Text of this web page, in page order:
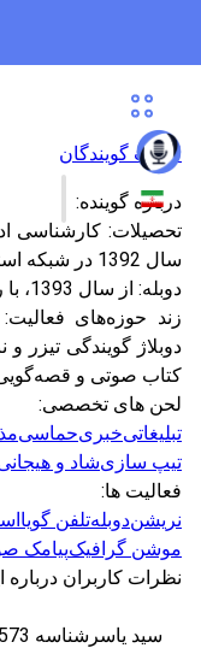
لیست گویندگان
درباره گوینده:
تحصیلات: کارشناسی
سال 1392 در
زند حوزه‌های
دوبلاژ گویندگی تیزر و
کتاب صوتی و
لحن های تخصصی:
تبلیغاتیخبریحماسی
تیپ سازیشاد و
فعالیت ها:
نریشندوبلهتلفن گویا
موشن گرافیکپیامک
نظرات کاربران درباره
سيد ياسر شناسه 11573